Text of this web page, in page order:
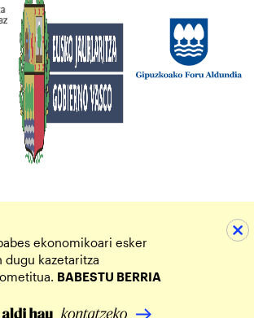
ekonomikoari esker
dugu kazetaritza
BABESTU BERRIA